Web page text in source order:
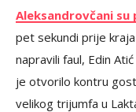
Aleksandrovčani su
pet sekundi prije
napravili faul, Edin
je otvorilo kontru
velikog trijumfa u